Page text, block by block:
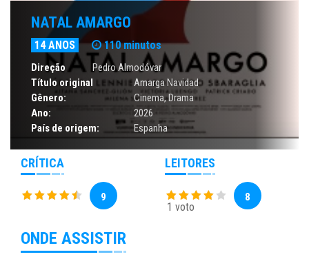
NATAL AMARGO
14 ANOS 110 minutos
Direção
Pedro Almodóvar
Título original
Amarga Navidad
Gênero:
Cinema,Drama
Ano:
2026
País de origem:
Espanha
CRÍTICA
9
LEITORES
1 voto
8
ONDE ASSISTIR